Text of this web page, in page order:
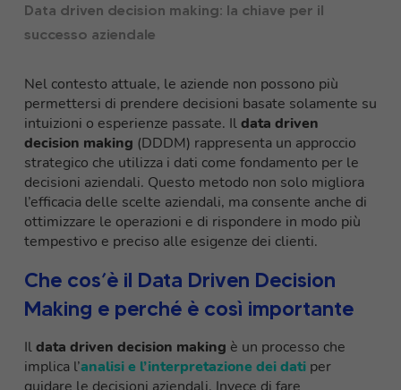
Data driven decision making: la chiave per il
successo aziendale
Nel contesto attuale, le aziende non possono più
permettersi di prendere decisioni basate solamente su
intuizioni o esperienze passate. Ildata driven
decision making (DDDM) rappresenta un approccio
strategico che utilizza i dati come fondamento per le
decisioni aziendali. Questo metodo non solo migliora
l’efficacia delle scelte aziendali, ma consente anche di
ottimizzare le operazioni e di rispondere in modo più
tempestivo e preciso alle esigenze dei clienti.
Che cos’è il Data Driven Decision
Making e perché è così importante
Ildata driven decision making è un processo che
implica l’analisi e l’interpretazione dei dati per